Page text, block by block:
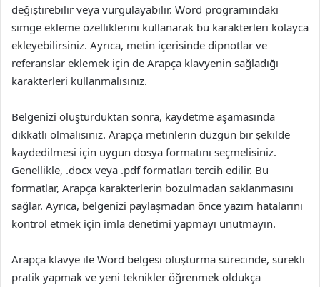
değiştirebilir veya vurgulayabilir. Word programındaki
simge ekleme özelliklerini kullanarak bu karakterleri kolayca
ekleyebilirsiniz. Ayrıca, metin içerisinde dipnotlar ve
referanslar eklemek için de Arapça klavyenin sağladığı
karakterleri kullanmalısınız.
Belgenizi oluşturduktan sonra, kaydetme aşamasında
dikkatli olmalısınız. Arapça metinlerin düzgün bir şekilde
kaydedilmesi için uygun dosya formatını seçmelisiniz.
Genellikle, .docx veya .pdf formatları tercih edilir. Bu
formatlar, Arapça karakterlerin bozulmadan saklanmasını
sağlar. Ayrıca, belgenizi paylaşmadan önce yazım hatalarını
kontrol etmek için imla denetimi yapmayı unutmayın.
Arapça klavye ile Word belgesi oluşturma sürecinde, sürekli
pratik yapmak ve yeni teknikler öğrenmek oldukça